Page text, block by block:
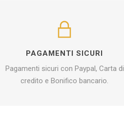
PAGAMENTI SICURI
Pagamenti sicuri con Paypal, Carta di
credito e Bonifico bancario.